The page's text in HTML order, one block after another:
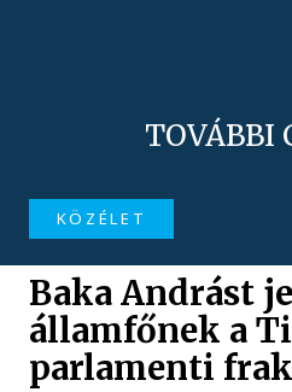
TOVÁBBI
KÖZÉLET
Baka Andrást
államfőnek a
parlamenti